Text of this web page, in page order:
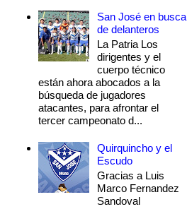
San José en busca
de delanteros
La Patria Los
dirigentes y el
cuerpo técnico
están ahora abocados a la
búsqueda de jugadores
atacantes, para afrontar el
tercer campeonato d...
Quirquincho y el
Escudo
Gracias a Luis
Marco Fernandez
Sandoval